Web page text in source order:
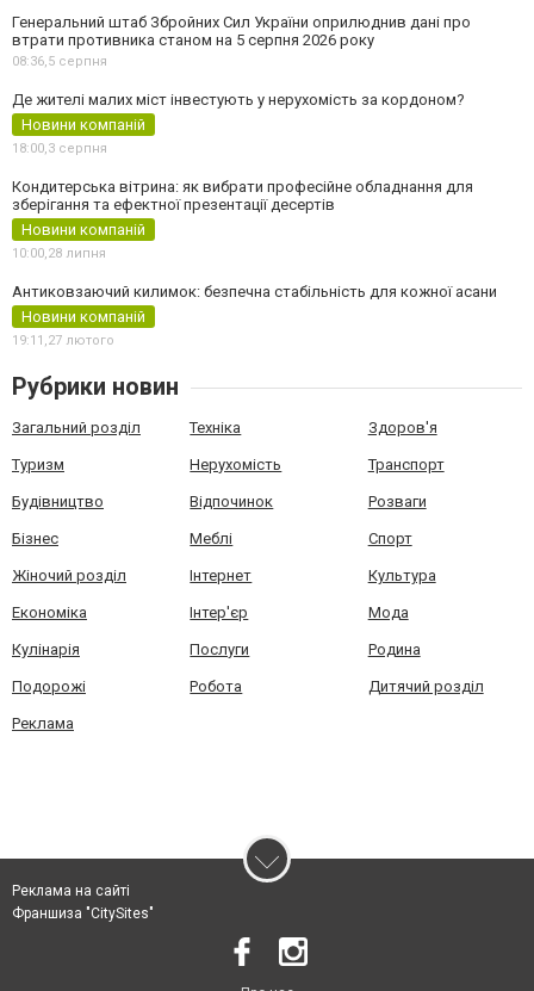
Генеральний штаб Збройних Сил України оприлюднив дані про
втрати противника станом на 5 серпня 2026 року
08:36, 5 серпня
Де жителі малих міст інвестують у нерухомість за кордоном?
Новини компаній
18:00, 3 серпня
Кондитерська вітрина: як вибрати професійне обладнання для
зберігання та ефектної презентації десертів
Новини компаній
10:00, 28 липня
Антиковзаючий килимок: безпечна стабільність для кожної асани
Новини компаній
19:11, 27 лютого
Рубрики новин
Загальний розділ Техніка Здоров'я
Туризм Нерухомість Транспорт
Будівництво Відпочинок Розваги
Бізнес Меблі Спорт
Жіночий розділ Інтернет Культура
Економіка Інтер'єр Мода
Кулінарія Послуги Родина
Подорожі Робота Дитячий розділ
Реклама
Реклама на сайті
Франшиза "CitySites"